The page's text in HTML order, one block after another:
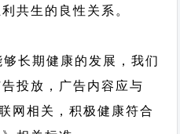
共生的良性关系。
长期健康的发展，我们
投放，广告内容应与
网相关，积极健康符合